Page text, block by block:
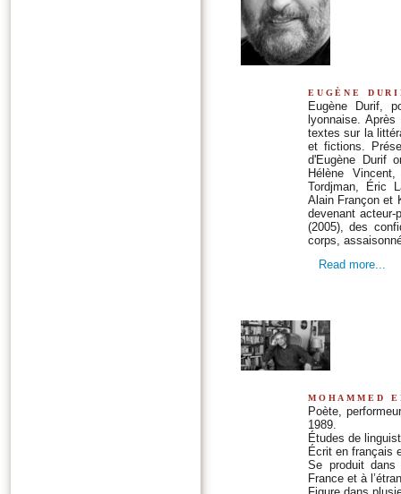
eugène
Eugène Durif,
lyonnaise.
textes sur la
et fictions.
d'Eugène Durif
Hélène
Tordjman, Éric
Alain Françon et
devenant
(2005), des
corps,
Read more...
mohammed
Poète,
1989.
Études de
Écrit en français
Se produit
France et à